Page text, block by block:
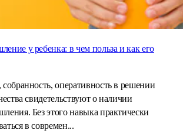
у ребенка: в чем польза и как его
оперативность в решении
свидетельствуют о наличии
Без этого навыка практически
в современ...